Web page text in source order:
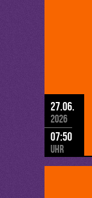
27.06.
2026
07:50
Uhr